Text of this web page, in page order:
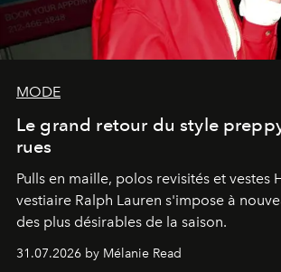
MODE
Le grand retour du style
rues
Pulls en maille, polos revisités et vestes
vestiaire Ralph Lauren s'impose à
des plus désirables de la saison.
31.07.2026 by Mélanie Read